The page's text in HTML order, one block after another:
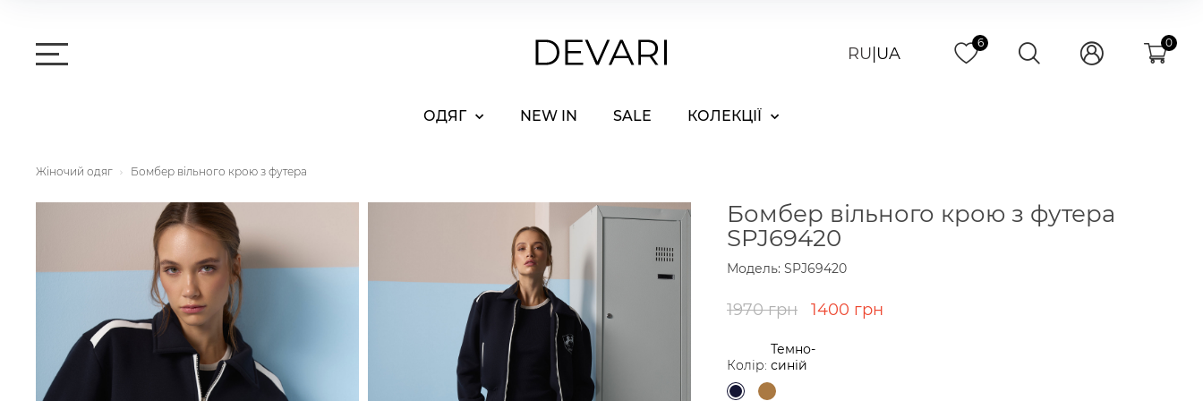
RU UA
6 0
ОДЯГ NEW IN SALE КОЛЕКЦІЇ
Жіночий одяг Бомбер вільного крою з футера
Бомбер вільного крою з футера
SPJ69420
Модель: SPJ69420
1970 грн 1400 грн
Колір:
Темно-
синій